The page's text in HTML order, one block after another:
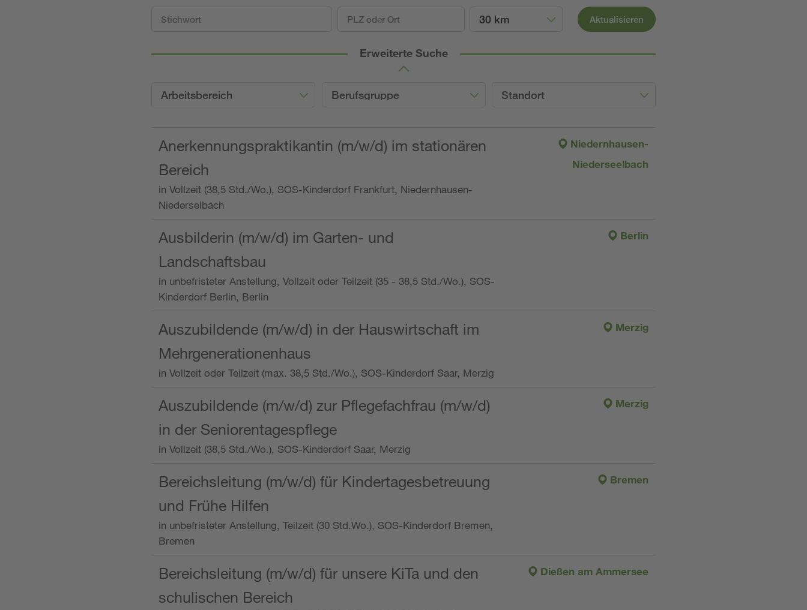
30 km Aktualisieren
Erweiterte Suche
Arbeitsbereich Berufsgruppe Standort
Anerkennungspraktikantin (m/w/d) im stationären
Bereich
in Vollzeit (38,5 Std./Wo.), SOS-Kinderdorf Frankfurt, Niedernhausen-
Niederselbach
Niedernhausen-
Niederseelbach
Ausbilderin (m/w/d) im Garten- und
Landschaftsbau
in unbefristeter Anstellung, Vollzeit oder Teilzeit (35 - 38,5 Std./Wo.), SOS-
Kinderdorf Berlin, Berlin
Berlin
Auszubildende (m/w/d) in der Hauswirtschaft im
Mehrgenerationenhaus
in Vollzeit oder Teilzeit (max. 38,5 Std./Wo.), SOS-Kinderdorf Saar, Merzig
Merzig
Auszubildende (m/w/d) zur Pflegefachfrau (m/w/d)
in der Seniorentagespflege
in Vollzeit (38,5 Std./Wo.), SOS-Kinderdorf Saar, Merzig
Merzig
Bereichsleitung (m/w/d) für Kindertagesbetreuung
und Frühe Hilfen
in unbefristeter Anstellung, Teilzeit (30 Std.Wo.), SOS-Kinderdorf Bremen,
Bremen
Bremen
Bereichsleitung (m/w/d) für unsere KiTa und den
schulischen Bereich
Dießen am Ammersee